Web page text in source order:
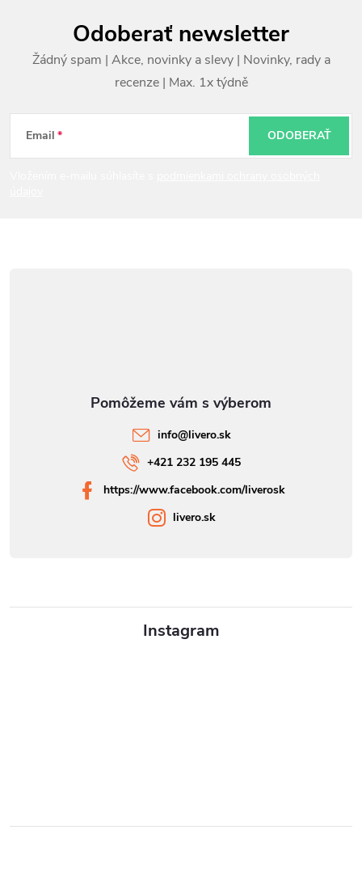
ä
Odoberať newsletter
Email ODOBERAŤ
Instagram
info@livero.sk
+421 232 195 445
https://www.facebook.com/liverosk
livero.sk